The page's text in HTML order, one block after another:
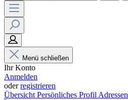
Menü schließen
Ihr Konto
Anmelden
oderregistrieren
Übersicht Persönliches Profil Adressen